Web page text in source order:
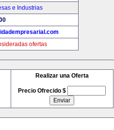
e Industrias
ofertas
Realizar una Oferta
Precio Ofrecido $